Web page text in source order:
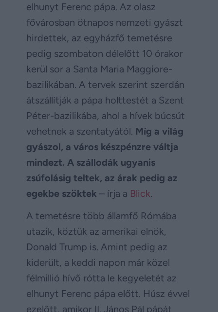
elhunyt Ferenc pápa. Az olasz
fővárosban ötnapos nemzeti gyászt
hirdettek, az egyházfő temetésre
pedig szombaton délelőtt 10 órakor
kerül sor a Santa Maria Maggiore-
bazilikában. A tervek szerint szerdán
átszállítják a pápa holttestét a Szent
Péter-bazilikába, ahol a hívek búcsút
vehetnek a szentatyától. Míg a világ
gyászol, a város készpénzre váltja
mindezt. A szállodák ugyanis
zsúfolásig teltek, az árak pedig az
egekbe szöktek – írja a Blick.
A temetésre több államfő Rómába
utazik, köztük az amerikai elnök,
Donald Trump is. Amint pedig az
kiderült, a keddi napon már közel
félmillió hívő rótta le kegyeletét az
elhunyt Ferenc pápa előtt. Húsz évvel
ezelőtt, amikor II. János Pál pápát